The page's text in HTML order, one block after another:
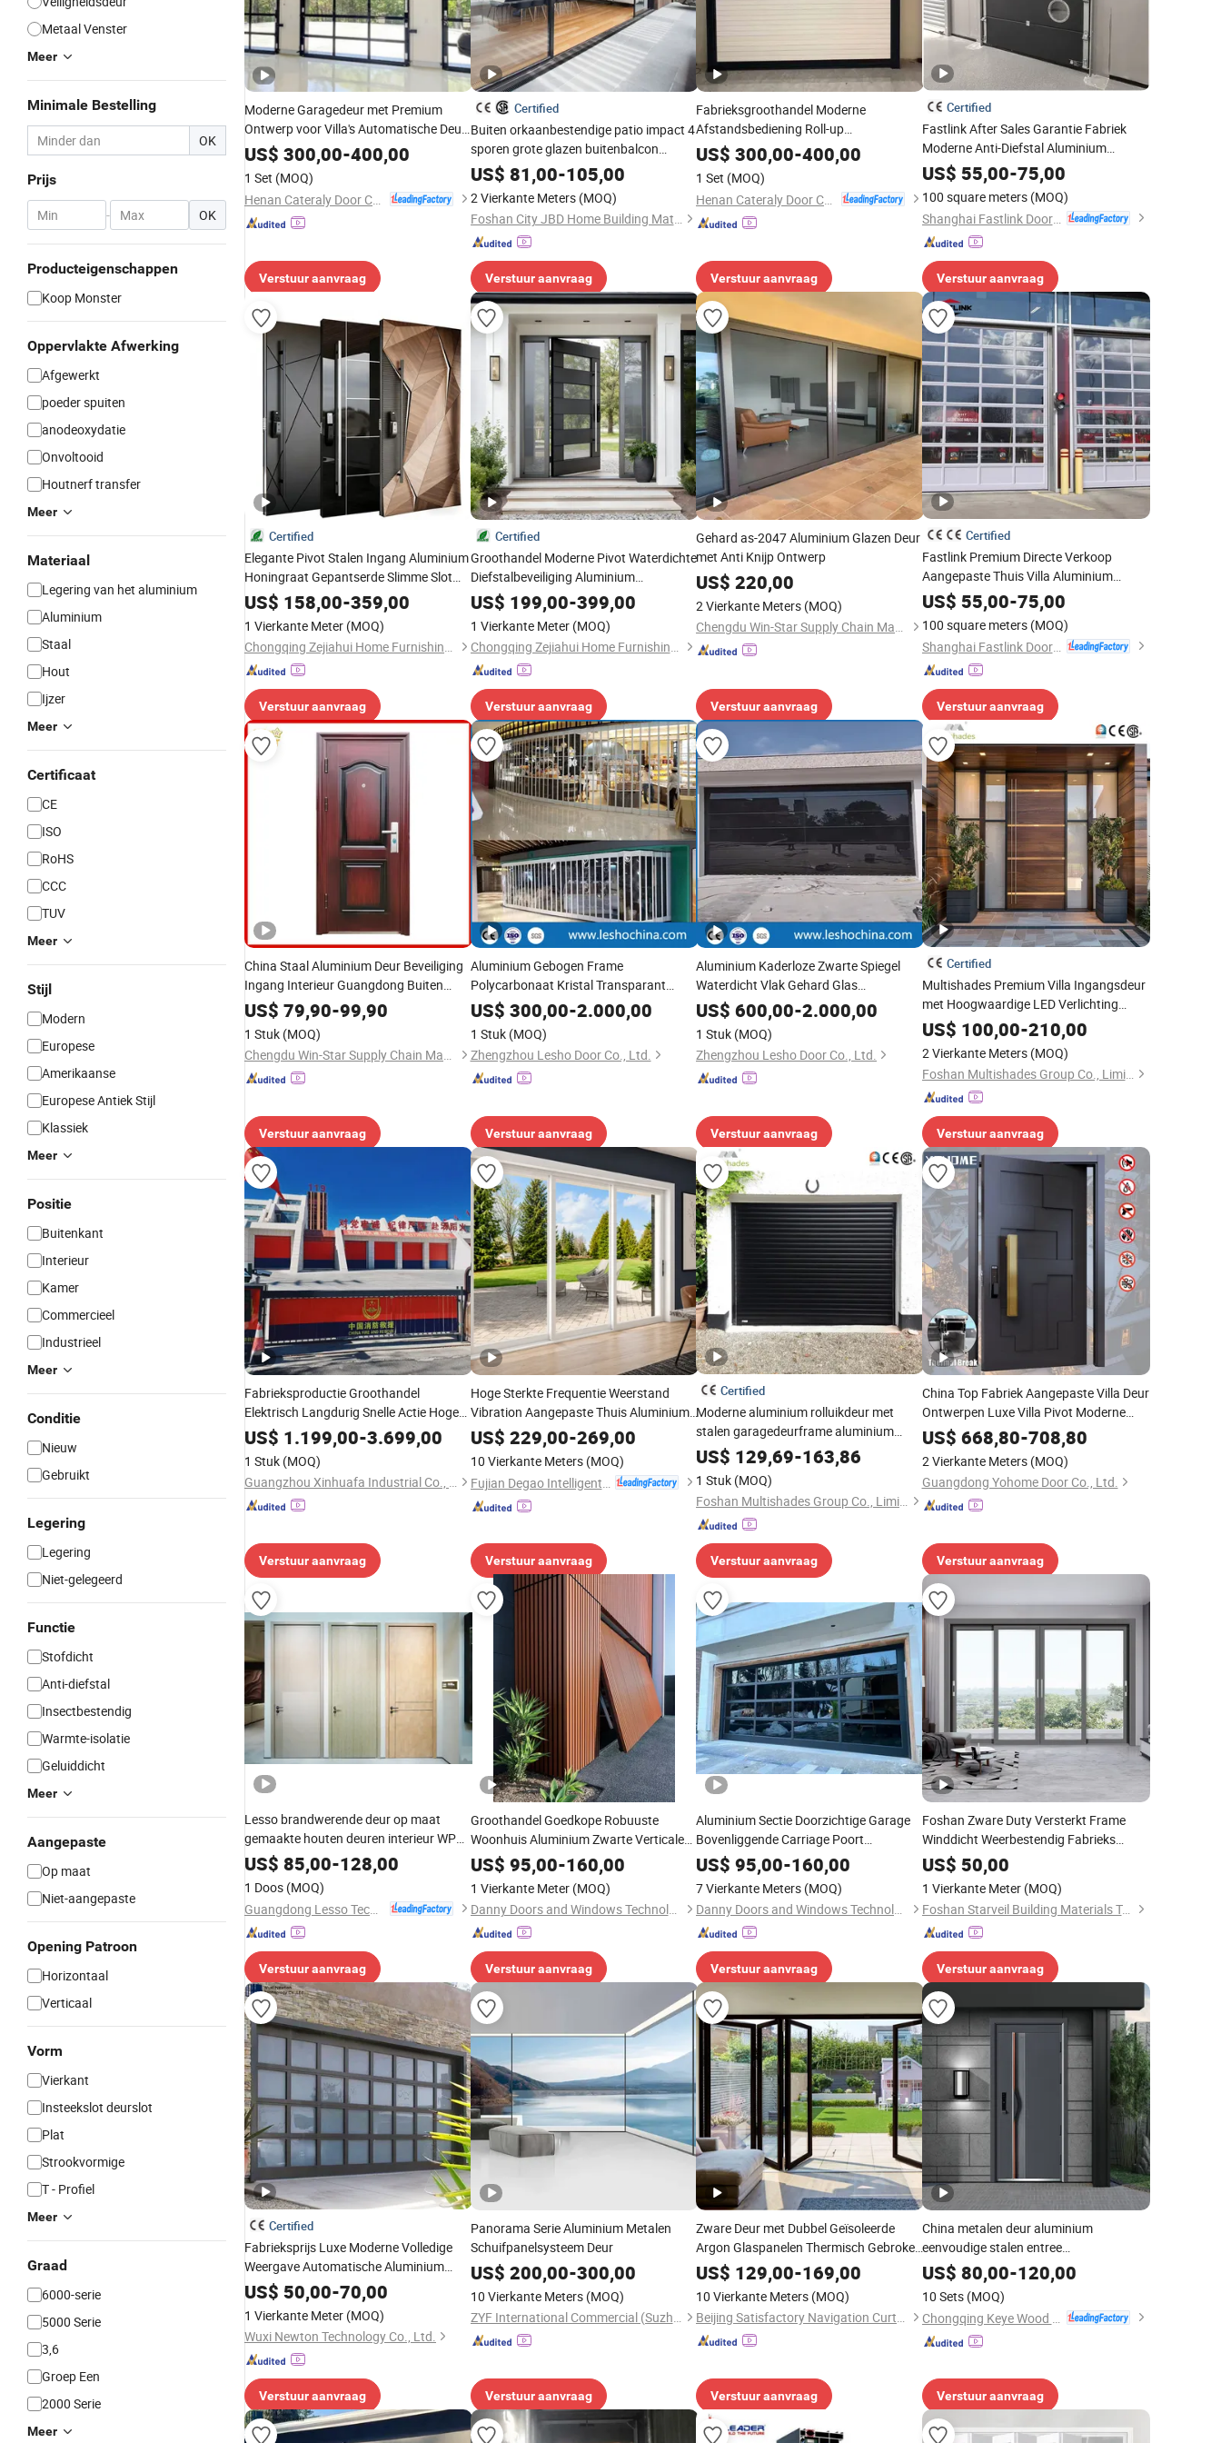
Metaal Venster
Meer
Minimale Bestelling
OK
Prijs
- OK
Producteigenschappen
Koop Monster
Oppervlakte Afwerking
Afgewerkt
poeder spuiten
anodeoxydatie
Onvoltooid
Houtnerf transfer
Meer
Materiaal
Legering van het aluminium
Aluminium
Staal
Hout
Ijzer
Meer
Certificaat
CE
ISO
RoHS
CCC
TUV
Meer
Stijl
Modern
Europese
Amerikaanse
Europese Antiek Stijl
Klassiek
Meer
Positie
Buitenkant
Interieur
Kamer
Commercieel
Industrieel
Meer
Conditie
Nieuw
Gebruikt
Legering
Legering
Niet-gelegeerd
Functie
Stofdicht
Anti-diefstal
Insectbestendig
Warmte-isolatie
Geluiddicht
Meer
Aangepaste
Op maat
Niet-aangepaste
Opening Patroon
Horizontaal
Verticaal
Vorm
Vierkant
Insteekslot deurslot
Plat
Strookvormige
T - Profiel
Meer
Graad
6000-serie
5000 Serie
3,6
Groep Een
2000 Serie
Meer
Moderne Garagedeur met Premium
Ontwerp voor Villa's Automatische Deur
Hedendaagse Aluminium & Duidelijk
Fabrieksgroothandel Glas Garagedeur
Elektrische Garagedeuren
US$ 300,00-400,00
1 Set (MOQ)
Verstuur aanvraag
Certified
Buiten orkaanbestendige patio impact 4
sporen grote glazen buitenbalcon
thermische onderbreking aluminium
schuifdeuren
US$ 81,00-105,00
2 Vierkante Meters (MOQ)
Foshan City JBD Home Building Material Co., Ltd.
Verstuur aanvraag
Fabrieksgroothandel Moderne
Afstandsbediening Roll-up
Garagedeuren Automatische Aluminium
Roldeur met Motor Lage Prijs Roldeur
Garagedeur
US$ 300,00-400,00
1 Set (MOQ)
Verstuur aanvraag
Certified
Fastlink After Sales Garantie Fabriek
Moderne Anti-Diefstal Aluminium
Legering Automatische Sectie
Garagedeuren
US$ 55,00-75,00
100 square meters (MOQ)
Shanghai Fastlink Door Co., Ltd.
Verstuur aanvraag
Certified
Elegante Pivot Stalen Ingang Aluminium
Honingraat Gepantserde Slimme Slot
Gepantserde Beveiligingsdeur voor Huis
US$ 158,00-359,00
1 Vierkante Meter (MOQ)
Chongqing Zejiahui Home Furnishings Co., Ltd
Verstuur aanvraag
Certified
Groothandel Moderne Pivot Waterdichte
Diefstalbeveiliging Aluminium
Veiligheidsdeur Metalen Buitenaanbouw
Deur Fiberglas Buiten deur
US$ 199,00-399,00
1 Vierkante Meter (MOQ)
Chongqing Zejiahui Home Furnishings Co., Ltd
Verstuur aanvraag
Gehard as-2047 Aluminium Glazen Deur
met Anti Knijp Ontwerp
US$ 220,00
2 Vierkante Meters (MOQ)
Chengdu Win-Star Supply Chain Management Company
Verstuur aanvraag
Certified
Fastlink Premium Directe Verkoop
Aangepaste Thuis Villa Aluminium
Legering Veer Automatische Elektrische
Ingang Glas Garage Deur
US$ 55,00-75,00
100 square meters (MOQ)
Shanghai Fastlink Door Co., Ltd.
Verstuur aanvraag
China Staal Aluminium Deur Beveiliging
Ingang Interieur Guangdong Buiten
Metaal Modern Smeedijzer Voorkant
Enkel Dubbel Gepantserde Pivotramen
en Deur Prijs
US$ 79,90-99,90
1 Stuk (MOQ)
Chengdu Win-Star Supply Chain Management Company
Verstuur aanvraag
Aluminium Gebogen Frame
Polycarbonaat Kristal Transparant
Duidelijk Volledig Uitzicht PC Horizontale
Accordeon Vouw Schuifdeur voor
Winkelpand Winkel Voor Winkelcentrum
US$ 300,00-2.000,00
1 Stuk (MOQ)
Zhengzhou Lesho Door Co., Ltd.
Verstuur aanvraag
Aluminium Kaderloze Zwarte Spiegel
Waterdicht Vlak Gehard Glas
Geïsoleerde Sectie Garage Deur
US$ 600,00-2.000,00
1 Stuk (MOQ)
Zhengzhou Lesho Door Co., Ltd.
Verstuur aanvraag
Certified
Multishades Premium Villa Ingangsdeur
met Hoogwaardige LED Verlichting
Toekomstig Ontwerp Cyberpunk
Aluminium Deur Stalen Poort
US$ 100,00-210,00
2 Vierkante Meters (MOQ)
Foshan Multishades Group Co., Limited
Verstuur aanvraag
Fabrieksproductie Groothandel
Elektrisch Langdurig Snelle Actie Hoge
Snelheid Rollende Snelle Roldeur Spiraal
Dock Hoge Snelheid Spiraal Aluminium
Roldeur
US$ 1.199,00-3.699,00
1 Stuk (MOQ)
Guangzhou Xinhuafa Industrial Co., Ltd.
Verstuur aanvraag
Hoge Sterkte Frequentie Weerstand
Vibration Aangepaste Thuis Aluminium
Schuifdeur
US$ 229,00-269,00
10 Vierkante Meters (MOQ)
Verstuur aanvraag
Certified
Moderne aluminium rolluikdeur met
stalen garagedeurframe aluminium
garagedeur
US$ 129,69-163,86
1 Stuk (MOQ)
Foshan Multishades Group Co., Limited
Verstuur aanvraag
China Top Fabriek Aangepaste Villa Deur
Ontwerpen Luxe Villa Pivot Moderne
Gietaluminium Voordeur Kogelwerende
Beveiliging Huis Voordeuren
US$ 668,80-708,80
2 Vierkante Meters (MOQ)
Guangdong Yohome Door Co., Ltd.
Verstuur aanvraag
Lesso brandwerende deur op maat
gemaakte houten deuren interieur WPC
aluminium verhoogde vlakke scharnier-
en schuifdeuren voor appartementen
US$ 85,00-128,00
1 Doos (MOQ)
Verstuur aanvraag
Groothandel Goedkope Robuuste
Woonhuis Aluminium Zwarte Verticale
Latten Sectie Overhead Automatische
Garagedeuren
US$ 95,00-160,00
1 Vierkante Meter (MOQ)
Danny Doors and Windows Technology (Foshan) Co., Ltd
Verstuur aanvraag
Aluminium Sectie Doorzichtige Garage
Bovenliggende Carriage Poort
Geïsoleerde Glas Garage Deuren
US$ 95,00-160,00
7 Vierkante Meters (MOQ)
Danny Doors and Windows Technology (Foshan) Co., Ltd
Verstuur aanvraag
Foshan Zware Duty Versterkt Frame
Winddicht Weerbestendig Fabrieks
Aangepaste Aluminium Buiten Binnen
Schuifdeur voor Thuis Huis Villa Hotel
US$ 50,00
1 Vierkante Meter (MOQ)
Foshan Starveil Building Materials Technology Co., Ltd.
Verstuur aanvraag
Certified
Fabrieksprijs Luxe Moderne Volledige
Weergave Automatische Aluminium
Glazen Garagedeur met Motor
US$ 50,00-70,00
1 Vierkante Meter (MOQ)
Wuxi Newton Technology Co., Ltd.
Verstuur aanvraag
Panorama Serie Aluminium Metalen
Schuifpanelsysteem Deur
US$ 200,00-300,00
10 Vierkante Meters (MOQ)
ZYF International Commercial (Suzhou) Co., Ltd.
Verstuur aanvraag
Zware Deur met Dubbel Geïsoleerde
Argon Glaspanelen Thermisch Gebroken
Aluminium
US$ 129,00-169,00
10 Vierkante Meters (MOQ)
Beijing Satisfactory Navigation Curtain Wall Decoration Engineering Co., Ltd.
Verstuur aanvraag
China metalen deur aluminium
eenvoudige stalen entree
beveiligingsdeur Turkse ontwerp
beveiligingsstalen deur moderne stalen
interieur ingang deur voor huis thuis
prijs verkoop
US$ 80,00-120,00
10 Sets (MOQ)
Verstuur aanvraag